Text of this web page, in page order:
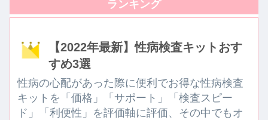
【2022年最新】性病検査キットおす
すめ3選
性病の心配があった際に便利でお得な性病検査
キットを「価格」「サポート」「検査スピー
ド」「利便性」を評価軸に評価、その中でもオ